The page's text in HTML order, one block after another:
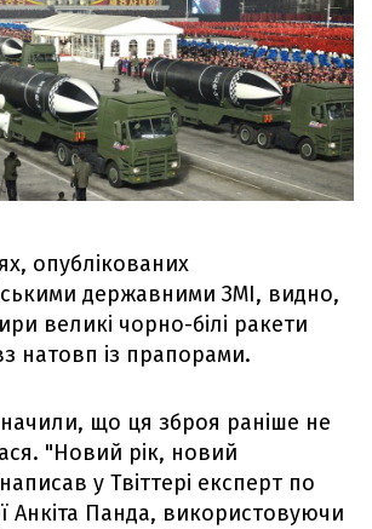
опублікованих
державними ЗМІ, видно,
великі чорно-білі ракети
натовп із прапорами.
що ця зброя раніше не
"Новий рік, новий
у Твіттері експерт по
Анкіта Панда, використовуючи